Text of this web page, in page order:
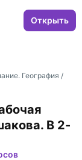
Открыть
География /
В 2-